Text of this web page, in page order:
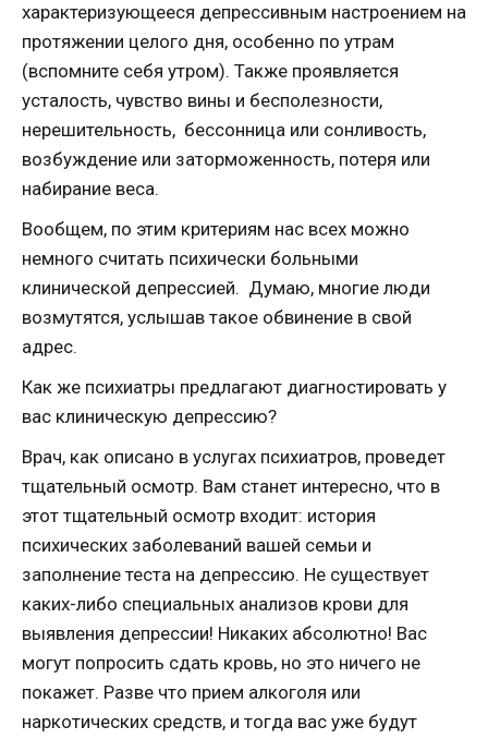
характеризующееся депрессивным настроением на
протяжении целого дня, особенно по утрам
(вспомните себя утром). Также проявляется
усталость, чувство вины и бесполезности,
нерешительность, бессонница или сонливость,
возбуждение или заторможенность, потеря или
набирание веса.
Вообщем, по этим критериям нас всех можно
немного считать психически больными
клинической депрессией. Думаю, многие люди
возмутятся, услышав такое обвинение в свой
адрес.
Как же психиатры предлагают диагностировать у
вас клиническую депрессию?
Врач, как описано в услугах психиатров, проведет
тщательный осмотр. Вам станет интересно, что в
этот тщательный осмотр входит: история
психических заболеваний вашей семьи и
заполнение теста на депрессию. Не существует
каких-либо специальных анализов крови для
выявления депрессии! Никаких абсолютно! Вас
могут попросить сдать кровь, но это ничего не
покажет. Разве что прием алкоголя или
наркотических средств, и тогда вас уже будут